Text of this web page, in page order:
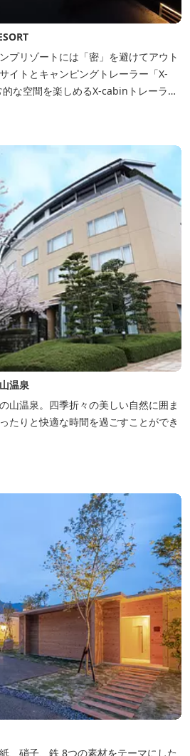
プリゾートには「密」を避けてアウト
イトとキャンピングトレーラー「X-
な空間を楽しめるX-cabinトレーラー
ドッグラン・ドッグサロン、貸切サウ
しながら併設している片岡温泉「アク
きるキャンプリゾートです。
温泉
山温泉。四季折々の美しい自然に囲ま
たりと快適な時間を過ごすことができ
、硝子、鉄 8つの素材をテーマにした